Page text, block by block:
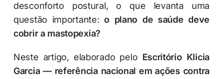
desconforto postural, o que levanta uma
questão importante:o plano de saúde deve
cobrir a mastopexia?
Neste artigo, elaborado pelo Escritório Klicia
Garcia — referência nacional em ações contra